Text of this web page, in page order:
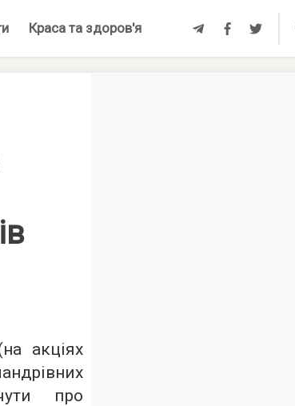
Краса та здоров'я
акціях
про